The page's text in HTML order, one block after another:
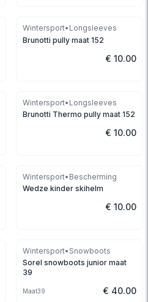
Wintersport• Longsleeves
Brunotti pully maat 152
€ 10.00
Wintersport• Longsleeves
Brunotti Thermo pully maat 152
€ 10.00
Wintersport• Bescherming
Wedze kinder skihelm
€ 10.00
Wintersport• Snowboots
Sorel snowboots junior maat
39
Maat39 € 40.00